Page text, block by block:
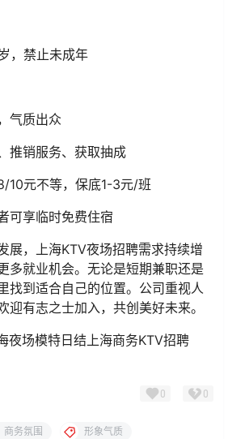
，禁止未成年
气质出众
推销服务、获取抽成
10元不等，保底1-3元/班
可享临时免费住宿
展，上海KTV夜场招聘需求持续增
多就业机会。无论是短期兼职还是
找到适合自己的位置。公司重视人
迎有志之士加入，共创美好未来。
夜场模特日结上海商务KTV招聘
0 0
商务氛围 形象气质